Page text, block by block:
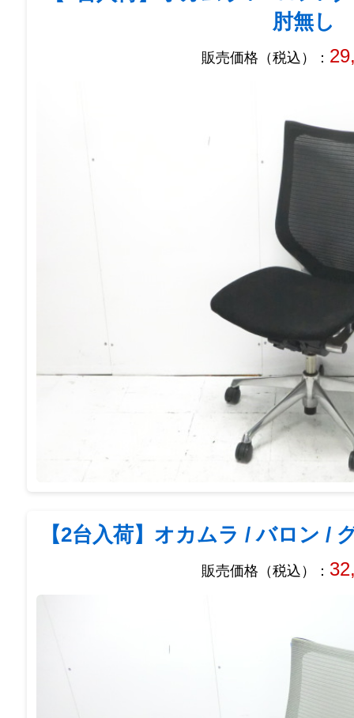
肘無し
販売価格（税込）：
【2台入荷】オカムラ / バロン /
販売価格（税込）：